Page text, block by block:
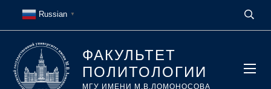
ФАКУЛЬТЕТ
ПОЛИТОЛОГИИ
МГУ ИМЕНИ М.В.ЛОМОНОСОВА
Russian ▼